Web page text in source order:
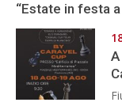
“Estate in festa